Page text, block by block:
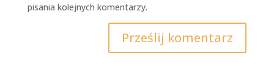
pisania kolejnych komentarzy.